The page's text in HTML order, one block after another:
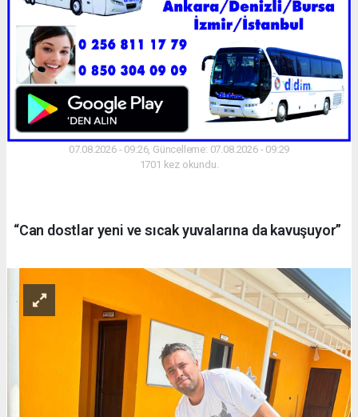
07.08.2026 - 09:26, Güncelleme: 07.08.2026 - 09:29
1701 kez okundu.
“Can dostlar yeni ve sıcak yuvalarına da kavuşuyor”